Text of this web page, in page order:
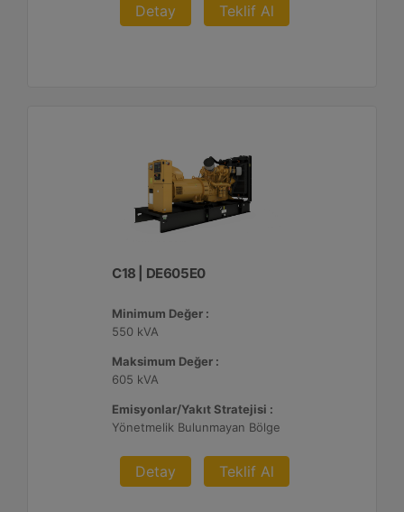
Detay Teklif Al
C18 | DE605E0
Minimum Değer :
550 kVA
Maksimum Değer :
605 kVA
Emisyonlar/Yakıt Stratejisi :
Yönetmelik Bulunmayan Bölge
Detay Teklif Al